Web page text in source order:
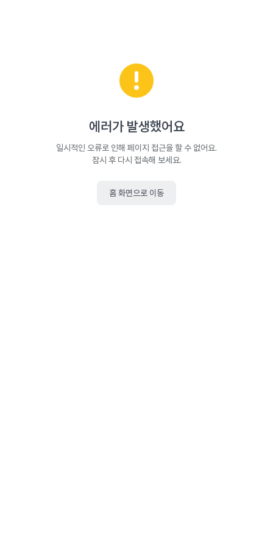
에러가 발생했어요
일시적인 오류로 인해 페이지 접근을 할 수 없어요.
잠시 후 다시 접속해 보세요.
홈 화면으로 이동